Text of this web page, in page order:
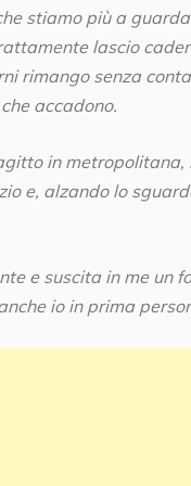
stiamo più a
lascio
rimango senza
accadono.
in
e, alzando lo
e suscita in me un
io in prima